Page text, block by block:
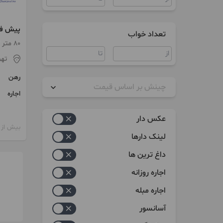
تعداد خواب
چینش بر اساس قیمت
عکس دار
لینک دارها
داغ ترین ها
اجاره روزانه
اجاره مبله
آسانسور
غرب
80 متر / طبقه 10
رهن
اجاره
بیش از 12 ماه پیش